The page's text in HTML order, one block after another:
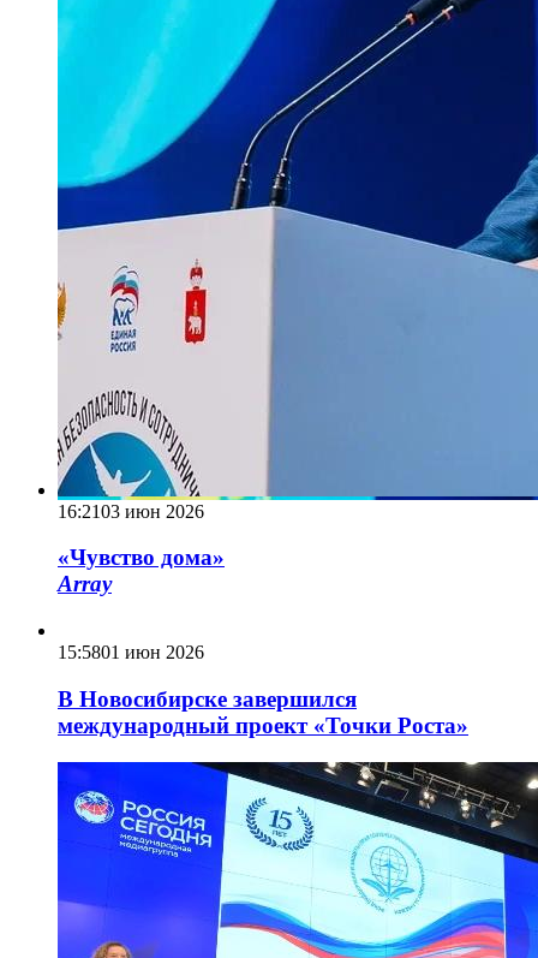
16:2103 июн 2026
«Чувство дома»
Array
15:5801 июн 2026
В Новосибирске завершился
международный проект «Точки Роста»